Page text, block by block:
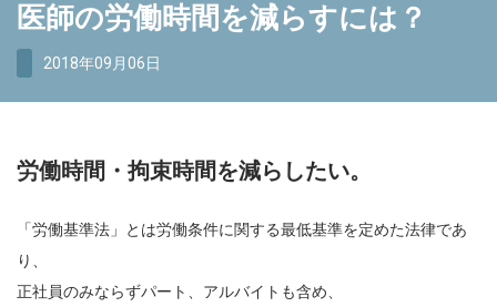
医師の労働時間を減らすには？
2018年09月06日
労働時間・拘束時間を減らしたい。
「労働基準法」とは労働条件に関する最低基準を定めた法律であ
り、
正社員のみならずパート、アルバイトも含め、